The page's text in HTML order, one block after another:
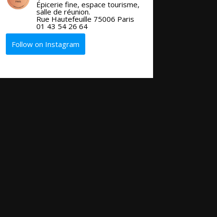
Épicerie fine, espace tourisme,
salle de réunion.
Rue Hautefeuille 75006 Paris
01 43 54 26 64
Follow on Instagram